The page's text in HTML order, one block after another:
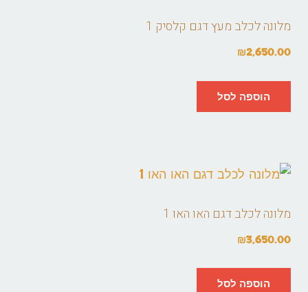
מלונה לכלב מעץ דגם קלסיק 1
₪2,650.00
הוספה לסל
מלונה לכלב דגם האו האו 1
₪3,650.00
הוספה לסל